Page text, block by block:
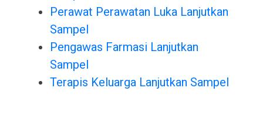
Perawat Perawatan Luka Lanjutkan
Sampel
Pengawas Farmasi Lanjutkan
Sampel
Terapis Keluarga Lanjutkan Sampel